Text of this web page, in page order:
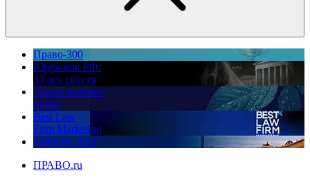
Право-300
Юррынок РФ:
35 лет спустя
Экологическое
право
Best Law
Firm Marketing
ПМЮФ 2026
ПРАВО.ru